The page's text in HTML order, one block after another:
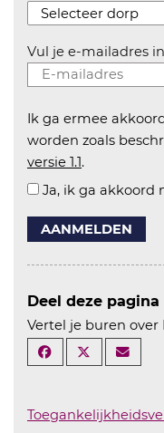
Vul je e-mailadres in
Ik ga ermee
worden zoals
versie 1.1.
Ja, ik ga akkoord
AANMELDEN
Deel deze pagina
Vertel je buren